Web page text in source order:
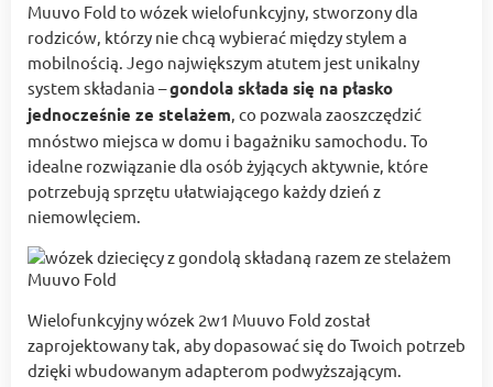
Muuvo Fold to wózek wielofunkcyjny, stworzony dla
rodziców, którzy nie chcą wybierać między stylem a
mobilnością. Jego największym atutem jest unikalny
system składania –gondola składa się na płasko
jednocześnie ze stelażem, co pozwala zaoszczędzić
mnóstwo miejsca w domu i bagażniku samochodu. To
idealne rozwiązanie dla osób żyjących aktywnie, które
potrzebują sprzętu ułatwiającego każdy dzień z
niemowlęciem.
Wielofunkcyjny wózek 2w1 Muuvo Fold został
zaprojektowany tak, aby dopasować się do Twoich potrzeb
dzięki wbudowanym adapterom podwyższającym.